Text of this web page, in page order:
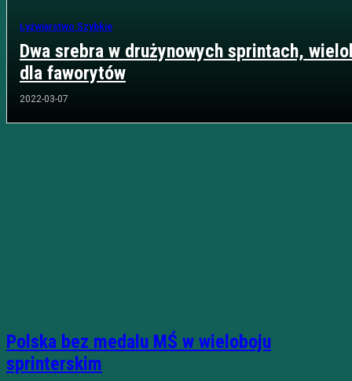
Łyżwiarstwo Szybkie
Dwa srebra w drużynowych sprintach,
dla faworytów
2022-03-07
Polska bez medalu MŚ w wieloboju
sprinterskim